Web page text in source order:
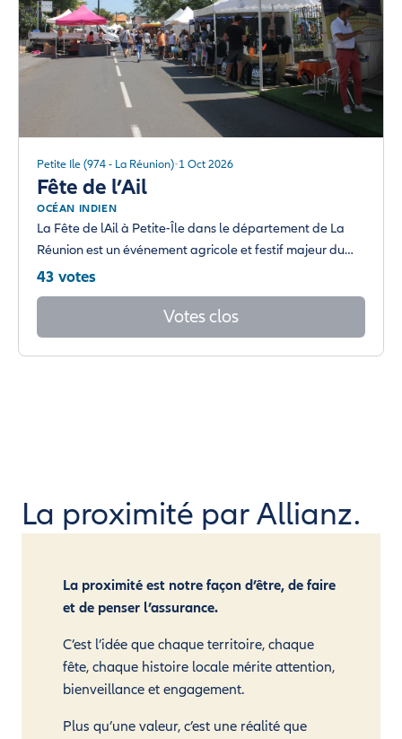
Petite Ile (974 - La Réunion) 1 Oct 2026
Fête de l’Ail
OCÉAN INDIEN
La Fête de lAil à Petite-Île dans le département de La
Réunion est un événement agricole et festif majeur du…
43 votes
Votes clos
La proximité par Allianz.
La proximité est notre façon d’être, de faire
et de penser l’assurance.
C’est l’idée que chaque territoire, chaque
fête, chaque histoire locale mérite attention,
bienveillance et engagement.
Plus qu’une valeur, c’est une réalité que